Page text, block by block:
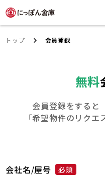
トップ 会員登録
無料
会員登録をすると
「希望物件のリクエ
会社名/屋号 必須